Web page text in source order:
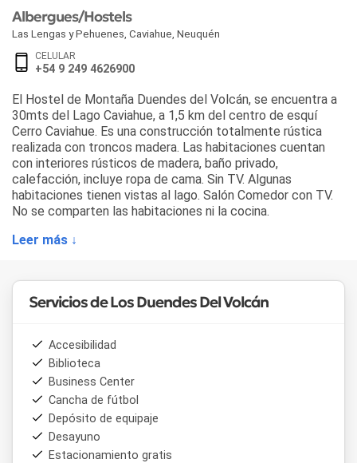
Albergues/Hostels
Las Lengas y Pehuenes Caviahue Neuquén
CELULAR
+54 9 249 4626900
El Hostel de Montaña Duendes del Volcán, se encuentra a
30mts del Lago Caviahue, a 1,5 km del centro de esquí
Cerro Caviahue. Es una construcción totalmente rústica
realizada con troncos madera. Las habitaciones cuentan
con interiores rústicos de madera, baño privado,
calefacción, incluye ropa de cama. Sin TV. Algunas
habitaciones tienen vistas al lago. Salón Comedor con TV.
No se comparten las habitaciones ni la cocina.
Leer más ↓
Servicios de Los Duendes Del Volcán
Accesibilidad
Biblioteca
Business Center
Cancha de fútbol
Depósito de equipaje
Desayuno
Estacionamiento gratis